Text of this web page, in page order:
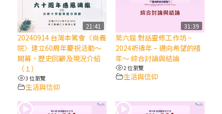
(2)黃敏正主教帶你做「四旬期避靜」—【逾
越的智慧】：七項齋戒的意義與益處
【信仰之旅】第九集：「如果你的痛苦比快
樂多」—歐義明神父 / 應芝莉老師
有」
21:41
20240914 台灣本篤會〈尚義
院〉建立60周年慶祝活動～
開幕、歷史回顧及現況介紹
（１）
3 位瀏覽
生活與信仰
31:39
第六屆 對話靈修工作坊 ~
2024祈禱年 – 邁向希望的禧
年～ 綜合討論與結論
2 位瀏覽
生活與信仰